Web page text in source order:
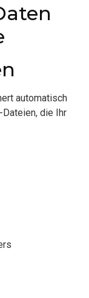
automatisch
die Ihr